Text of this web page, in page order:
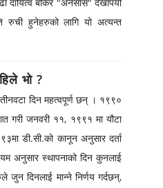
रुची हुनेहरुको लागि यो अत्यन्त
भो ?
दिन महत्वपूर्ण छन् । १९९०
गरी जनवरी ११, १९९१ मा यौटा
डी.सी.को कानून अनुसार दर्ता
अनुसार स्थापनाको दिन कुनलाई
जुन दिनलाई मान्ने निर्णय गर्दछन्,